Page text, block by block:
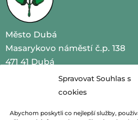
Spravovat Souhlas s
cookies
Abychom poskytli co nejlepší služby,
Město Dubá
Masarykovo náměstí č.p. 138
471 41 Dubá
IČO 00260479